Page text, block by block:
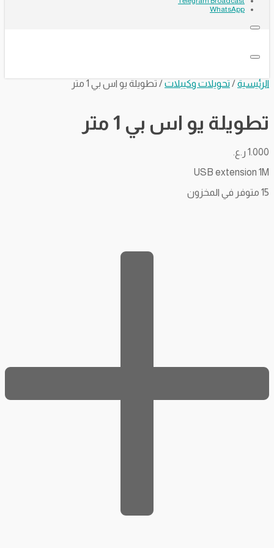
WhatsApp
الرئيسية/ تحويلات وكيبلات/ تطويلة يو اس بي 1 متر
تطويلة يو اس بي 1 متر
1.000 ر.ع.
USB extension 1M
15 متوفر في المخزون